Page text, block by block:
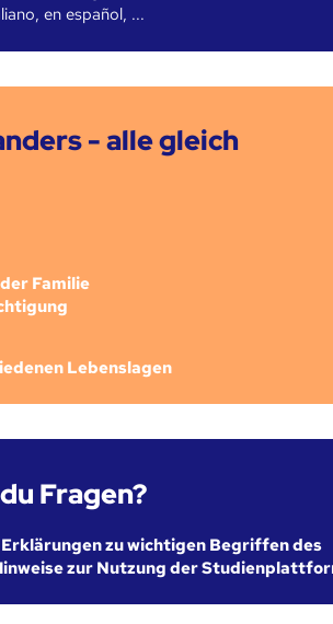
en español, ...
- alle gleich
Familie
Lebenslagen
Fragen?
zu wichtigen Begriffen des
zur Nutzung der